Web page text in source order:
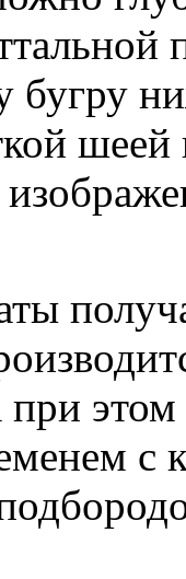
бугру
шеей
при
с